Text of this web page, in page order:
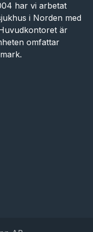
har vi arbetat
i Norden med
är
omfattar